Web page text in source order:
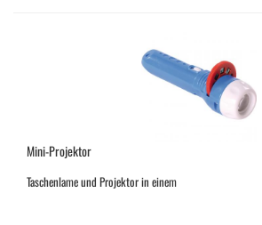
Mini-Projektor
Taschenlame und Projektor in einem